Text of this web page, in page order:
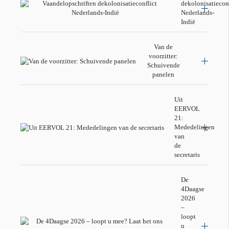
Nederlands-
Indië
Van de
voorzitter:
Schuivende
panelen
Uit
EERVOL
21:
Mededelingen
van
de
secretaris
De
4Daagse
2026
–
loopt
u